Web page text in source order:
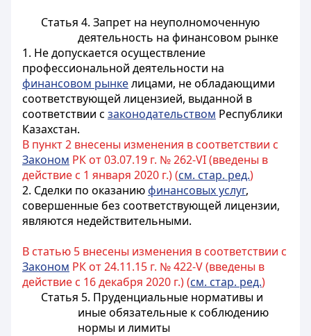
Статья 4. Запрет на неуполномоченную
деятельность на финансовом рынке
1. Не допускается осуществление
профессиональной деятельности на
финансовом рынкелицами, не обладающими
соответствующей лицензией, выданной в
соответствии с законодательством Республики
Казахстан.
В пункт 2 внесены изменения в соответствии с
Законом РК от 03.07.19 г. № 262-VI (введены в
действие с 1 января 2020 г.) (см. стар. ред.)
2. Сделки по оказаниюфинансовых услуг,
совершенные без соответствующей лицензии,
являются недействительными.
В статью 5 внесены изменения в соответствии с
Законом РК от 24.11.15 г. № 422-V (введены в
действие с 16 декабря 2020 г.) (см. стар. ред.)
Статья 5. Пруденциальные нормативы и
иные обязательные к соблюдению
нормы и лимиты